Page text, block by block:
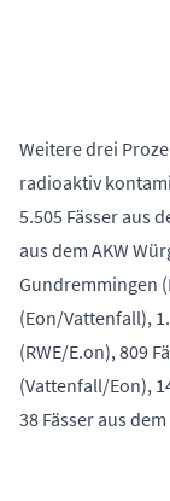
Weitere drei
radioaktiv
5.505 Fässer aus
aus dem AKW
Gundremmingen
(Eon/Vattenfall),
(RWE/E.on), 809
(Vattenfall/Eon),
38 Fässer aus